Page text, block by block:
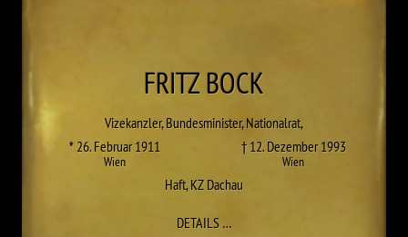
FRITZBOCK
Vizekanzler, Bundesminister, Nationalrat,
* 26. Februar 1911
Wien
† 12. Dezember 1993
Wien
Haft,KZ Dachau
DETAILS…ZU FRITZ BOCK